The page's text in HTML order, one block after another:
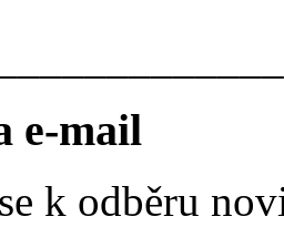
e-mail
k odběru